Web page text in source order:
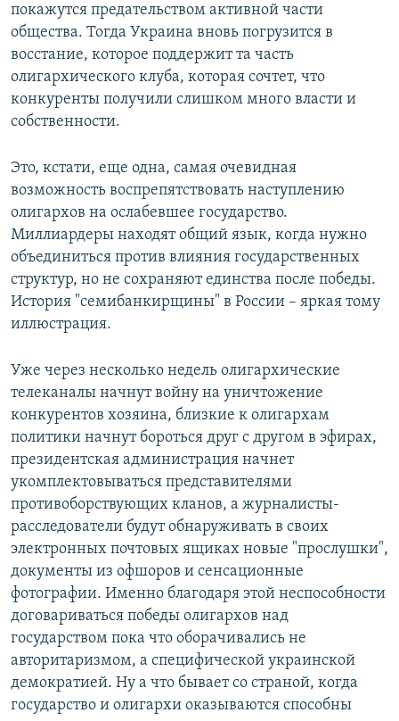
покажутся предательством активной части
общества. Тогда Украина вновь погрузится в
восстание, которое поддержит та часть
олигархического клуба, которая сочтет, что
конкуренты получили слишком много власти и
собственности.
Это, кстати, еще одна, самая очевидная
возможность воспрепятствовать наступлению
олигархов на ослабевшее государство.
Миллиардеры находят общий язык, когда нужно
объединиться против влияния государственных
структур, но не сохраняют единства после победы.
История "семибанкирщины" в России – яркая тому
иллюстрация.
Уже через несколько недель олигархические
телеканалы начнут войну на уничтожение
конкурентов хозяина, близкие к олигархам
политики начнут бороться друг с другом в эфирах,
президентская администрация начнет
укомплектовываться представителями
противоборствующих кланов, а журналисты-
расследователи будут обнаруживать в своих
электронных почтовых ящиках новые "прослушки",
документы из офшоров и сенсационные
фотографии. Именно благодаря этой неспособности
договариваться победы олигархов над
государством пока что оборачивались не
авторитаризмом, а специфической украинской
демократией. Ну а что бывает со страной, когда
государство и олигархи оказываются способны